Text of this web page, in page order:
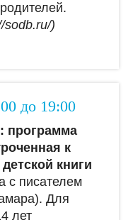
)
до 19:00
программа
к
книги
с писателем
Для
лет